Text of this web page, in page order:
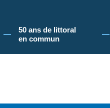
navigation sur le site du
50 ans de littoral
en commun​